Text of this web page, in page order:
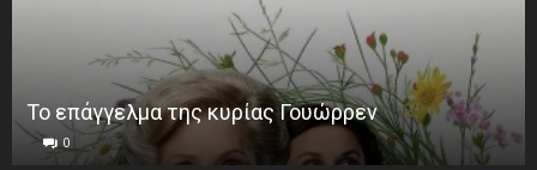
Το επάγγελμα της κυρίας Γουώρρεν
0